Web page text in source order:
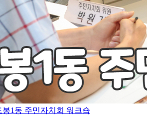
1동 주민자치회 워크숍